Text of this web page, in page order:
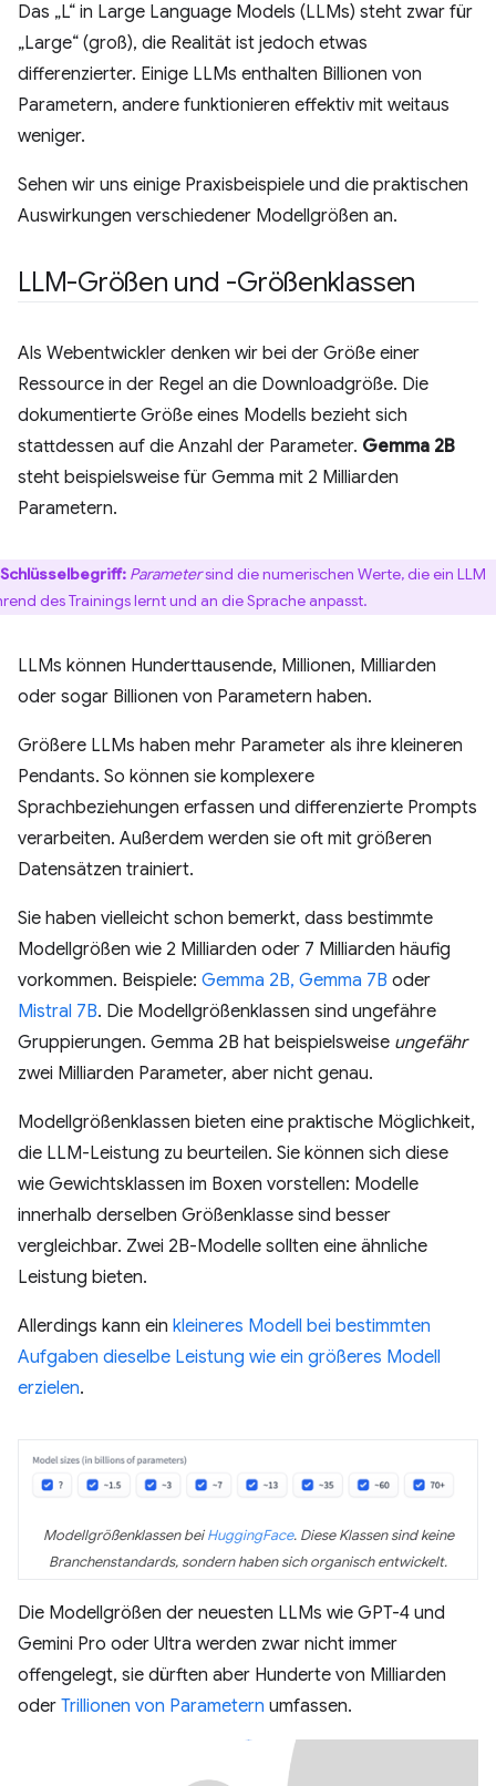
Das „L“ in Large Language Models (LLMs) steht zwar für
„Large“ (groß), die Realität ist jedoch etwas
differenzierter. Einige LLMs enthalten Billionen von
Parametern, andere funktionieren effektiv mit weitaus
weniger.
Sehen wir uns einige Praxisbeispiele und die praktischen
Auswirkungen verschiedener Modellgrößen an.
LLM-Größen und -Größenklassen
Als Webentwickler denken wir bei der Größe einer
Ressource in der Regel an die Downloadgröße. Die
dokumentierte Größe eines Modells bezieht sich
stattdessen auf die Anzahl der Parameter. Gemma 2B
steht beispielsweise für Gemma mit 2 Milliarden
Parametern.
Schlüsselbegriff: Parametersind die numerischen Werte, die ein LLM
des Trainings lernt und an die Sprache anpasst.
LLMs können Hunderttausende, Millionen, Milliarden
oder sogar Billionen von Parametern haben.
Größere LLMs haben mehr Parameter als ihre kleineren
Pendants. So können sie komplexere
Sprachbeziehungen erfassen und differenzierte Prompts
verarbeiten. Außerdem werden sie oft mit größeren
Datensätzen trainiert.
Sie haben vielleicht schon bemerkt, dass bestimmte
Modellgrößen wie 2 Milliarden oder 7 Milliarden häufig
vorkommen. Beispiele: Gemma 2B, Gemma 7B oder
Mistral 7B. Die Modellgrößenklassen sind ungefähre
Gruppierungen. Gemma 2B hat beispielsweise ungefähr
zwei Milliarden Parameter, aber nicht genau.
Modellgrößenklassen bieten eine praktische Möglichkeit,
die LLM-Leistung zu beurteilen. Sie können sich diese
wie Gewichtsklassen im Boxen vorstellen: Modelle
innerhalb derselben Größenklasse sind besser
vergleichbar. Zwei 2B-Modelle sollten eine ähnliche
Leistung bieten.
Allerdings kann ein kleineres Modell bei bestimmten
Aufgaben dieselbe Leistung wie ein größeres Modell
erzielen.
Modellgrößenklassen beiHuggingFace. Diese Klassen sind keine
Branchenstandards, sondern haben sich organisch entwickelt.
Die Modellgrößen der neuesten LLMs wie GPT-4 und
Gemini Pro oder Ultra werden zwar nicht immer
offengelegt, sie dürften aber Hunderte von Milliarden
oder Trillionen von Parametern umfassen.